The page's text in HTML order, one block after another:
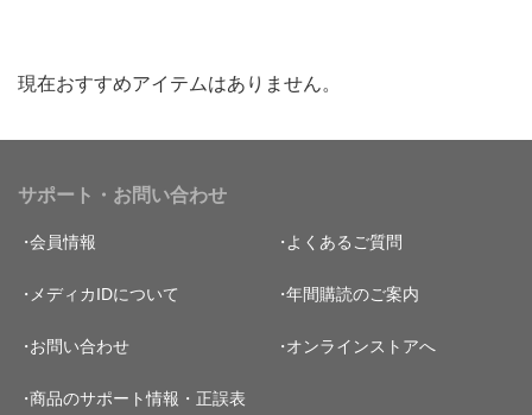
現在おすすめアイテムはありません。
サポート・お問い合わせ
会員情報 よくあるご質問
メディカIDについて 年間購読のご案内
お問い合わせ オンラインストアへ
商品のサポート情報・正誤表